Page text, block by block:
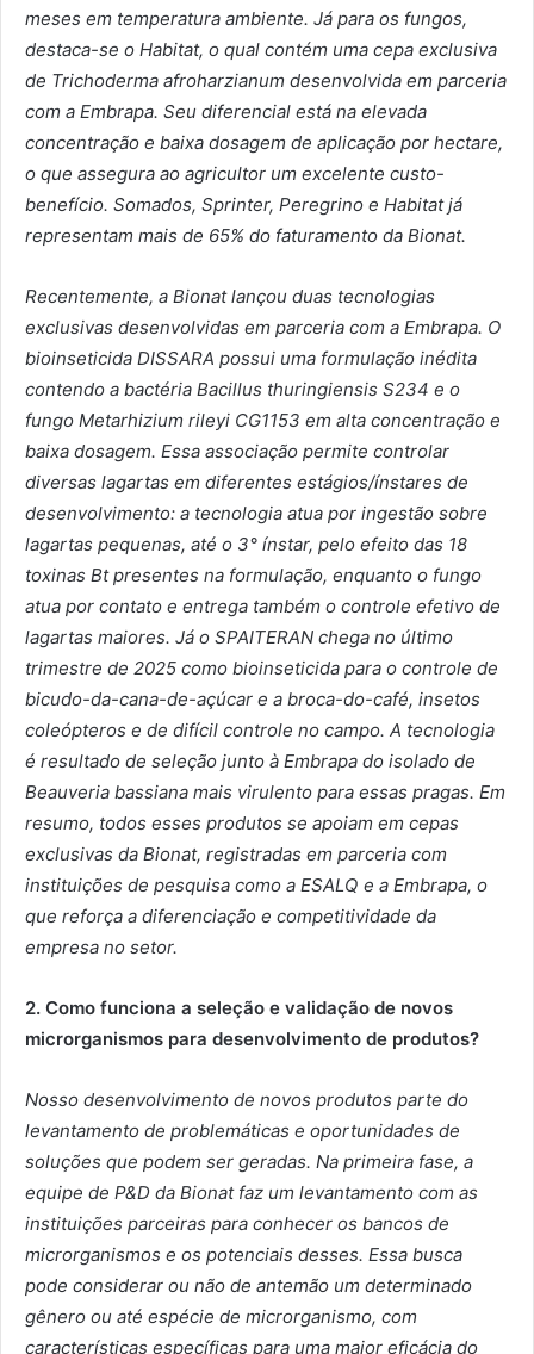
meses em temperatura ambiente. Já para os fungos,
destaca-se o Habitat, o qual contém uma cepa exclusiva
de Trichoderma afroharzianum desenvolvida em parceria
com a Embrapa. Seu diferencial está na elevada
concentração e baixa dosagem de aplicação por hectare,
o que assegura ao agricultor um excelente custo-
benefício. Somados, Sprinter, Peregrino e Habitat já
representam mais de 65% do faturamento da Bionat.
Recentemente, a Bionat lançou duas tecnologias
exclusivas desenvolvidas em parceria com a Embrapa. O
bioinseticida DISSARA possui uma formulação inédita
contendo a bactéria Bacillus thuringiensis S234 e o
fungo Metarhizium rileyi CG1153 em alta concentração e
baixa dosagem. Essa associação permite controlar
diversas lagartas em diferentes estágios/ínstares de
desenvolvimento: a tecnologia atua por ingestão sobre
lagartas pequenas, até o 3° ínstar, pelo efeito das 18
toxinas Bt presentes na formulação, enquanto o fungo
atua por contato e entrega também o controle efetivo de
lagartas maiores. Já o SPAITERAN chega no último
trimestre de 2025 como bioinseticida para o controle de
bicudo-da-cana-de-açúcar e a broca-do-café, insetos
coleópteros e de difícil controle no campo. A tecnologia
é resultado de seleção junto à Embrapa do isolado de
Beauveria bassiana mais virulento para essas pragas. Em
resumo, todos esses produtos se apoiam em cepas
exclusivas da Bionat, registradas em parceria com
instituições de pesquisa como a ESALQ e a Embrapa, o
que reforça a diferenciação e competitividade da
empresa no setor.
2. Como funciona a seleção e validação de novos
microrganismos para desenvolvimento de produtos?
Nosso desenvolvimento de novos produtos parte do
levantamento de problemáticas e oportunidades de
soluções que podem ser geradas. Na primeira fase, a
equipe de P&D da Bionat faz um levantamento com as
instituições parceiras para conhecer os bancos de
microrganismos e os potenciais desses. Essa busca
pode considerar ou não de antemão um determinado
gênero ou até espécie de microrganismo, com
características específicas para uma maior eficácia do